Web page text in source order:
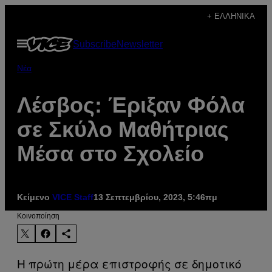
περιεχόμενο
+ ΕΛΛΗΝΙΚΆ
Ανοίξτε
το
SubscribeNewsletter
Νέα
Λέσβος: Έριξαν Φόλα
σε Σκύλο Μαθήτριας
Μέσα στο Σχολείο
Κείμενο VICE Staff13 Σεπτεμβρίου, 2023, 5:46πμ
Kοινοποίηση
Η πρώτη μέρα επιστροφής σε δημοτικό